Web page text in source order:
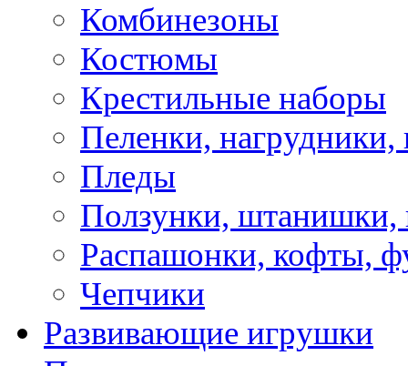
Комбинезоны
Костюмы
Крестильные наборы
Пеленки, нагрудники,
Пледы
Ползунки, штанишки,
Распашонки, кофты,
Чепчики
Развивающие игрушки